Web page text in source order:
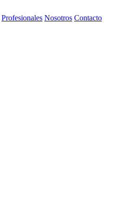
Profesionales Nosotros Contacto